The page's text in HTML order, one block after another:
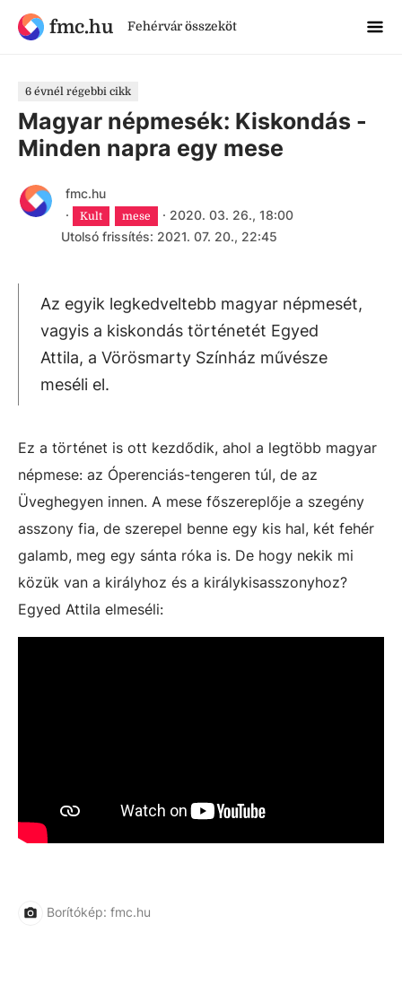
fmc.hu Fehérvár összeköt
6 évnél régebbi cikk
Magyar népmesék: Kiskondás -
Minden napra egy mese
fmc.hu
·
Kult mese · 2020. 03. 26., 18:00
Utolsó frissítés: 2021. 07. 20., 22:45
Az egyik legkedveltebb magyar népmesét,
vagyis a kiskondás történetét Egyed
Attila, a Vörösmarty Színház művésze
meséli el.
Ez a történet is ott kezdődik, ahol a legtöbb magyar
népmese: az Óperenciás-tengeren túl, de az
Üveghegyen innen. A mese főszereplője a szegény
asszony fia, de szerepel benne egy kis hal, két fehér
galamb, meg egy sánta róka is. De hogy nekik mi
közük van a királyhoz és a királykisasszonyhoz?
Egyed Attila elmeséli:
Borítókép: fmc.hu